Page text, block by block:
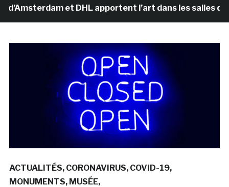
et DHL apportent l’art dans les salles de
ACTUALITÉS CORONAVIRUS COVID-19
MONUMENTS MUSÉE